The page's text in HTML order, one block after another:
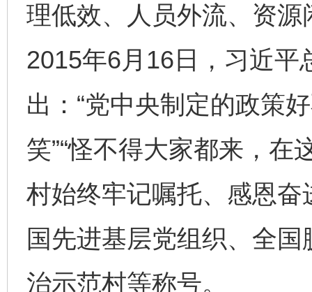
理低效、人员外流、资
2015年6月16日，习近平
出：“党中央制定的政策
笑”“怪不得大家都来，在
村始终牢记嘱托、感恩
国先进基层党组织、全
治示范村等称号。